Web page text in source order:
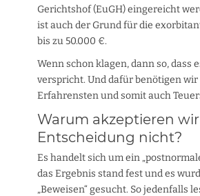
Gerichtshof (EuGH) eingereicht
ist auch der Grund für die
bis zu 50.000 €.
Wenn schon klagen, dann so, dass
verspricht. Und dafür benötigen wir
Erfahrensten und somit auch
Warum akzeptieren
Entscheidung nicht?
Es handelt sich um ein
das Ergebnis stand fest und es
„Beweisen“ gesucht. So jedenfalls